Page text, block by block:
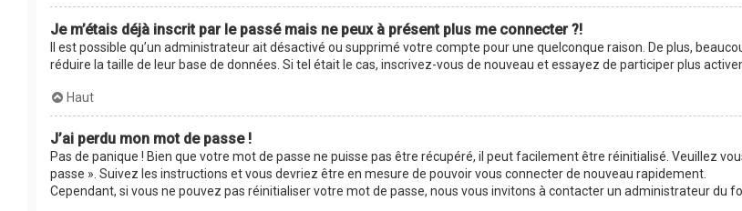
Je m’étais déjà inscrit par le passé mais ne peux à présent plus me connecter ?!
Il est possible qu’un administrateur ait désactivé ou supprimé votre compte pour une quelconque raison. De plus,
réduire la taille de leur base de données. Si tel était le cas, inscrivez-vous de nouveau et essayez de participer plus
Haut
J’ai perdu mon mot de passe !
Pas de panique ! Bien que votre mot de passe ne puisse pas être récupéré, il peut facilement être réinitialisé. Veuillez
passe ». Suivez les instructions et vous devriez être en mesure de pouvoir vous connecter de nouveau rapidement.
Cependant, si vous ne pouvez pas réinitialiser votre mot de passe, nous vous invitons à contacter un administrateur du